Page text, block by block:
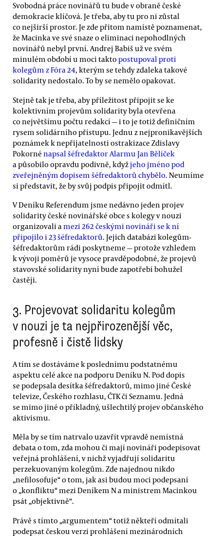
Svobodná práce novinářů tu bude v obraně české
demokracie klíčová. Je třeba, aby tu pro ni zůstal
co nejširší prostor. Je zde přitom namístě poznamenat,
že Macinka ve své snaze o eliminaci nepohodlných
novinářů nebyl první. Andrej Babiš už ve svém
minulém období u moci taktopostupoval proti
kolegům z Fóra 24, kterým se tehdy zdaleka takové
solidarity nedostalo. To by se nemělo opakovat.
Stejně tak je třeba, aby příležitost připojit se ke
kolektivním projevům solidarity byla otevřena
co největšímu počtu redakcí — i to je totiž definičním
rysem solidárního přístupu. Jednu z nejpronikavějších
poznámek k nepřijatelnosti ostrakizace Zdislavy
Pokorné napsal šéfredaktor Alarmu Jan Bělíček
a působilo opravdu podivně, kdyžjeho jméno pod
zveřejněným dopisem šéfredaktorů chybělo. Neumíme
si představit, že by svůj podpis připojit odmítl.
V Deníku Referendum jsme nedávno jeden projev
solidarity české novinářské obce s kolegy v nouzi
organizovali amezi 262 českými novináři se k ní
připojilo i 23 šéfredaktorů. Jejich databázi kolegům-
šéfredaktorům rádi poskytneme — protože vzhledem
k vývoji poměrů je vysoce pravděpodobné, že projevů
stavovské solidarity nyní bude zapotřebí bohužel
častěji.
3. Projevovat solidaritu kolegům
v nouzi je ta nejpřirozenější věc,
profesně i čistě lidsky
A tím se dostáváme k poslednímu podstatnému
aspektu celé akce na podporu Deníku N. Pod dopis
se podepsala desítka šéfredaktorů, mimo jiné České
televize, Českého rozhlasu, ČTK či Seznamu. Jedná
se mimo jiné o příkladný, ušlechtilý projev občanského
aktivismu.
Měla by se tím natrvalo uzavřít vpravdě nemístná
debata o tom, zda mohou či mají novináři podepisovat
veřejná prohlášení, v nichž vyjadřují solidaritu
perzekuovaným kolegům. Zde najednou nikdo
„nefilosofuje“ o tom, jak asi budou moci podepsaní
o „konfliktu“ mezi Deníkem N a ministrem Macinkou
psát „objektivně“.
Právě s tímto „argumentem“ totiž někteří odmítali
podepsat českou verzi prohlášení mezinárodních